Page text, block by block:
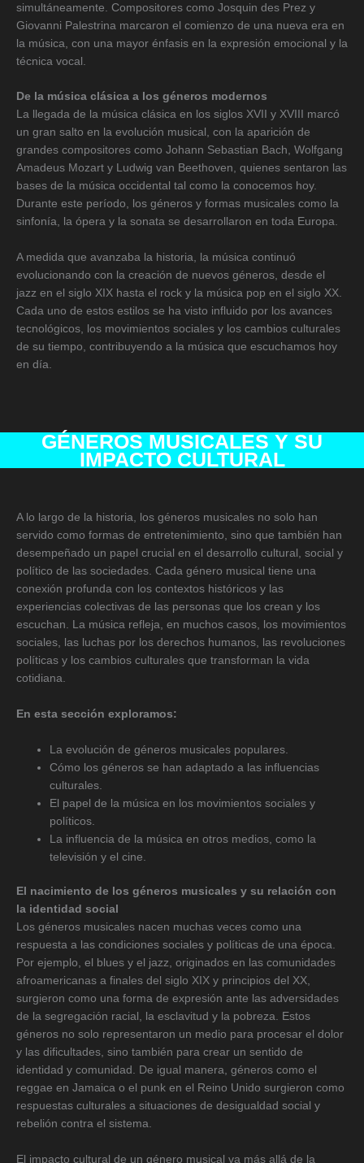
simultáneamente. Compositores como Josquin des Prez y
Giovanni Palestrina marcaron el comienzo de una nueva era en
la música, con una mayor énfasis en la expresión emocional y la
técnica vocal.
De la música clásica a los géneros modernos
La llegada de la música clásica en los siglos XVII y XVIII marcó
un gran salto en la evolución musical, con la aparición de
grandes compositores como Johann Sebastian Bach, Wolfgang
Amadeus Mozart y Ludwig van Beethoven, quienes sentaron las
bases de la música occidental tal como la conocemos hoy.
Durante este período, los géneros y formas musicales como la
sinfonía, la ópera y la sonata se desarrollaron en toda Europa.
A medida que avanzaba la historia, la música continuó
evolucionando con la creación de nuevos géneros, desde el
jazz en el siglo XIX hasta el rock y la música pop en el siglo XX.
Cada uno de estos estilos se ha visto influido por los avances
tecnológicos, los movimientos sociales y los cambios culturales
de su tiempo, contribuyendo a la música que escuchamos hoy
en día.
GÉNEROS MUSICALES Y SU
IMPACTO CULTURAL
A lo largo de la historia, los géneros musicales no solo han
servido como formas de entretenimiento, sino que también han
desempeñado un papel crucial en el desarrollo cultural, social y
político de las sociedades. Cada género musical tiene una
conexión profunda con los contextos históricos y las
experiencias colectivas de las personas que los crean y los
escuchan. La música refleja, en muchos casos, los movimientos
sociales, las luchas por los derechos humanos, las revoluciones
políticas y los cambios culturales que transforman la vida
cotidiana.
En esta sección exploramos:
La evolución de géneros musicales populares.
Cómo los géneros se han adaptado a las influencias
culturales.
El papel de la música en los movimientos sociales y
políticos.
La influencia de la música en otros medios, como la
televisión y el cine.
El nacimiento de los géneros musicales y su relación con
la identidad social
Los géneros musicales nacen muchas veces como una
respuesta a las condiciones sociales y políticas de una época.
Por ejemplo, el blues y el jazz, originados en las comunidades
afroamericanas a finales del siglo XIX y principios del XX,
surgieron como una forma de expresión ante las adversidades
de la segregación racial, la esclavitud y la pobreza. Estos
géneros no solo representaron un medio para procesar el dolor
y las dificultades, sino también para crear un sentido de
identidad y comunidad. De igual manera, géneros como el
reggae en Jamaica o el punk en el Reino Unido surgieron como
respuestas culturales a situaciones de desigualdad social y
rebelión contra el sistema.
El impacto cultural de un género musical va más allá de la